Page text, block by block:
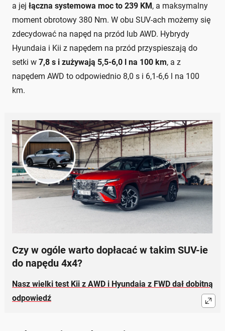
a jej łączna systemowa moc to 239 KM, a maksymalny
moment obrotowy 380 Nm. W obu SUV-ach możemy się
zdecydować na napęd na przód lub AWD. Hybrydy
Hyundaia i Kii z napędem na przód przyspieszają do
setki w 7,8 s i zużywają 5,5-6,0 l na 100 km, a z
napędem AWD to odpowiednio 8,0 s i 6,1-6,6 l na 100
km.
Czy w ogóle warto dopłacać w takim SUV-ie
do napędu 4x4?
Nasz wielki test Kii z AWD i Hyundaia z FWD dał dobitną
odpowiedź